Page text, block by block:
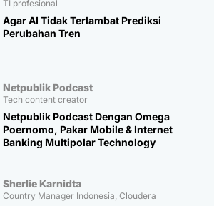
TI profesional
Agar AI Tidak Terlambat Prediksi
Perubahan Tren
Netpublik Podcast
Tech content creator
Netpublik Podcast Dengan Omega
Poernomo, Pakar Mobile & Internet
Banking Multipolar Technology
Sherlie Karnidta
Country Manager Indonesia, Cloudera